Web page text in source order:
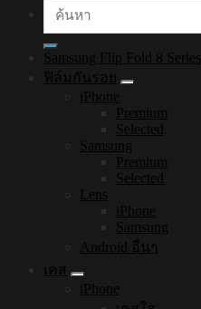
ค้นหา:
Samsung Flip Fold 8 Series
ฟิล์มกันรอย
iPhone
Premium
Selected
Samsung
Premium
Selected
Lens
iPhone
Samsung
Android อื่นๆ
เคส
iPhone